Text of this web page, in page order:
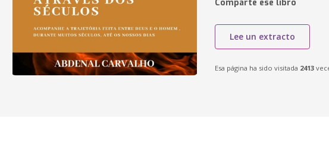
Comparte ese libro
Lee un extracto
Esa página ha sido visitada 2413